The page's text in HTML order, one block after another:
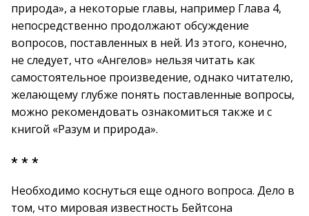
природа», а некоторые главы, например Глава 4,
непосредственно продолжают обсуждение
вопросов, поставленных в ней. Из этого, конечно,
не следует, что «Ангелов» нельзя читать как
самостоятельное произведение, однако читателю,
желающему глубже понять поставленные вопросы,
можно рекомендовать ознакомиться также и с
книгой «Разум и природа».
* * *
Необходимо коснуться еще одного вопроса. Дело в
том, что мировая известность Бейтсона